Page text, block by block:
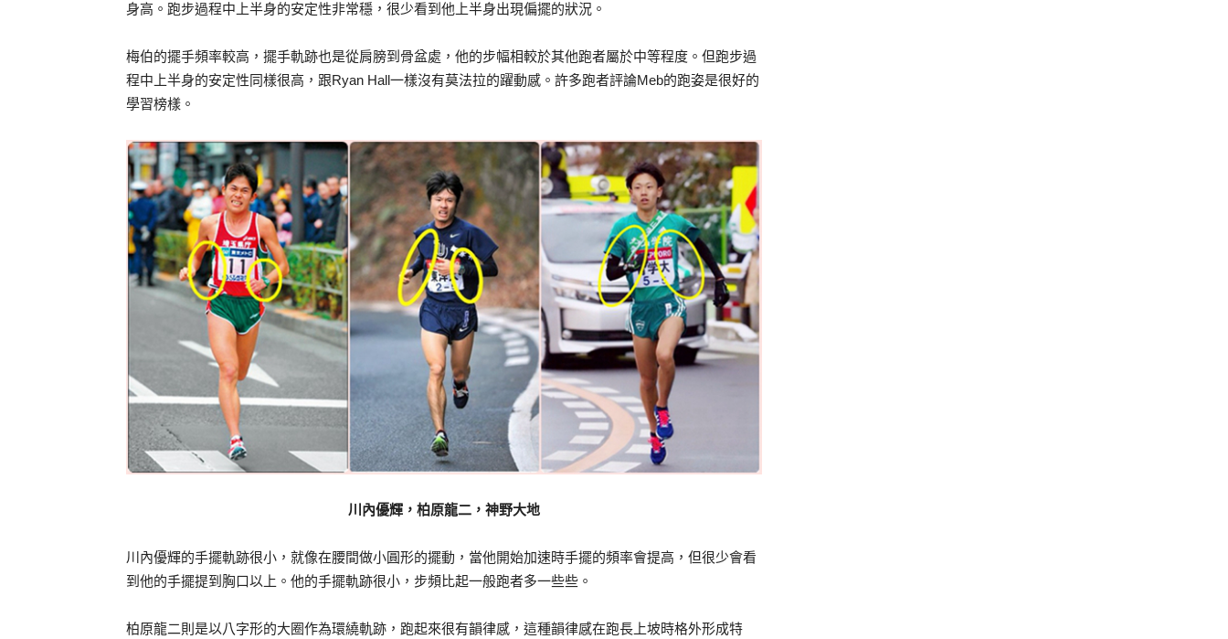
身高。跑步過程中上半身的安定性非常穩，很少看到他上半身出現偏擺的狀況。
梅伯的擺手頻率較高，擺手軌跡也是從肩膀到骨盆處，他的步幅相較於其他跑者屬於中等程度。但跑步過
程中上半身的安定性同樣很高，跟Ryan Hall一樣沒有莫法拉的躍動感。許多跑者評論Meb的跑姿是很好的
學習榜樣。
川內優輝，柏原龍二，神野大地
川內優輝的手擺軌跡很小，就像在腰間做小圓形的擺動，當他開始加速時手擺的頻率會提高，但很少會看
到他的手擺提到胸口以上。他的手擺軌跡很小，步頻比起一般跑者多一些些。
柏原龍二則是以八字形的大圈作為環繞軌跡，跑起來很有韻律感，這種韻律感在跑長上坡時格外形成特